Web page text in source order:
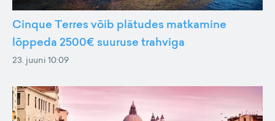
Cinque Terres võib plätudes matkamine
lõppeda 2500€ suuruse trahviga
23. juuni 10:09